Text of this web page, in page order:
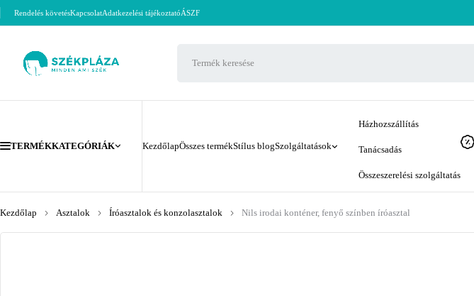
Rendelés követésKapcsolatAdatkezelési tájékoztatóÁSZF
TERMÉKKATEGÓRIÁK KezdőlapÖsszes termékStílus blogSzolgáltatások
Házhozszállítás
Tanácsadás
Összeszerelési szolgáltatás
Kezdőlap Asztalok Íróasztalok és konzolasztalok Nils irodai konténer, fenyő színben íróasztal